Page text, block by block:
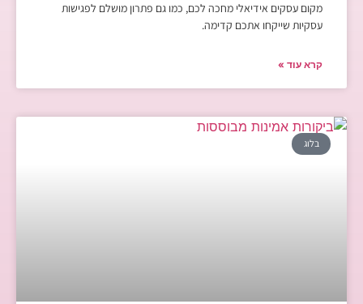
מקום עסקים אידיאלי מחכה לכם, כמו גם פתרון מושלם לפגישות
עסקיות שייקחו אתכם קדימה.
קרא עוד »
בלוג